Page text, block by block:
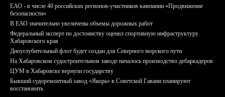
ЕАО - в числе 40 российских регионов-участников кампании «Продвижение
безопасности»
В ЕАО значительно увеличены объемы дорожных работ
Федеральный эксперт по достоинству оценил спортивную инфраструктуру
Хабаровского края
Дноуглубительный флот будет создан для Северного морского пути
На Хабаровском судостроительном заводе началось производство дебаркадеров
ЦУМ в Хабаровске вернули государству
Бывший судоремонтный завод «Якорь» в Советской Гавани планируют
восстановить